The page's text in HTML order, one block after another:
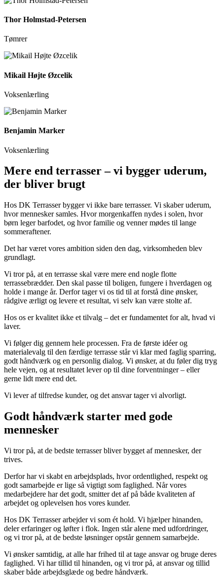
Thor Holmstad-Petersen
Tømrer
Mikail Højte Øzcelik
Voksenlærling
Benjamin Marker
Voksenlærling
Mere end terrasser – vi bygger uderum,
der bliver brugt
Hos DK Terrasser bygger vi ikke bare terrasser. Vi skaber uderum,
hvor mennesker samles. Hvor morgenkaffen nydes i solen, hvor
børn leger barfodet, og hvor familie og venner mødes til lange
sommeraftener.
Det har været vores ambition siden den dag, virksomheden blev
grundlagt.
Vi tror på, at en terrasse skal være mere end nogle flotte
terrassebrædder. Den skal passe til boligen, fungere i hverdagen og
holde i mange år. Derfor tager vi os tid til at forstå dine ønsker,
rådgive ærligt og levere et resultat, vi selv kan være stolte af.
Hos os er kvalitet ikke et tilvalg – det er fundamentet for alt, hvad vi
laver.
Vi følger dig gennem hele processen. Fra de første idéer og
materialevalg til den færdige terrasse står vi klar med faglig sparring,
godt håndværk og en personlig dialog. Vi ønsker, at du føler dig tryg
hele vejen, og at resultatet lever op til dine forventninger – eller
gerne lidt mere end det.
Vi lever af tilfredse kunder, og det ansvar tager vi alvorligt.
Godt håndværk starter med gode
mennesker
Vi tror på, at de bedste terrasser bliver bygget af mennesker, der
trives.
Derfor har vi skabt en arbejdsplads, hvor ordentlighed, respekt og
godt samarbejde er lige så vigtigt som faglighed. Når vores
medarbejdere har det godt, smitter det af på både kvaliteten af
arbejdet og oplevelsen hos vores kunder.
Hos DK Terrasser arbejder vi som ét hold. Vi hjælper hinanden,
deler erfaringer og løfter i flok. Ingen står alene med udfordringer,
og vi tror på, at de bedste løsninger opstår gennem samarbejde.
Vi ønsker samtidig, at alle har frihed til at tage ansvar og bruge deres
faglighed. Vi har tillid til hinanden, og vi tror på, at ansvar og tillid
skaber både arbejdsglæde og bedre håndværk.